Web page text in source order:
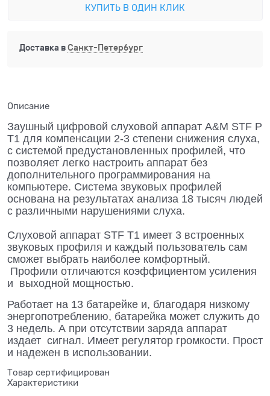
КУПИТЬ В ОДИН КЛИК
Доставка вСанкт-Петербург
Описание
Заушный цифровой слуховой аппарат A&M STF P
T1 для компенсации 2-3 степени снижения слуха,
с системой предустановленных профилей, что
позволяет легко настроить аппарат без
дополнительного программирования на
компьютере. Система звуковых профилей
основана на результатах анализа 18 тысяч людей
с различными нарушениями слуха.
Слуховой аппарат STF T1 имеет 3 встроенных
звуковых профиля и каждый пользователь сам
сможет выбрать наиболее комфортный.
Профили отличаются коэффициентом усиления
и выходной мощностью.
Работает на 13 батарейке и, благодаря низкому
энергопотреблению, батарейка может служить до
3 недель. А при отсутствии заряда аппарат
издает сигнал. Имеет регулятор громкости. Прост
и надежен в использовании.
Товар сертифицирован
Характеристики